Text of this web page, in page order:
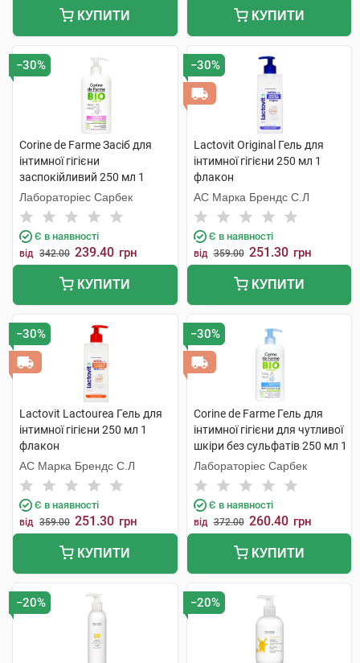
КУПИТИ КУПИТИ
−30%
Corine de Farme Засіб для
інтимної гігієни
заспокійливий 250 мл 1
флакон
Лабораторіес Сарбек
Є в наявності
від 342.00 239.40 грн
КУПИТИ
−30%
Lactovit Original Гель для
інтимної гігієни 250 мл 1
флакон
АС Марка Брендс С.Л
Є в наявності
від 359.00 251.30 грн
КУПИТИ
−30%
Lactovit Lactourea Гель для
інтимної гігієни 250 мл 1
флакон
АС Марка Брендс С.Л
Є в наявності
від 359.00 251.30 грн
КУПИТИ
−30%
Corine de Farme Гель для
інтимної гігієни для чутливої
шкіри без сульфатів 250 мл 1
флакон
Лабораторіес Сарбек
Є в наявності
від 372.00 260.40 грн
КУПИТИ
−20% −20%